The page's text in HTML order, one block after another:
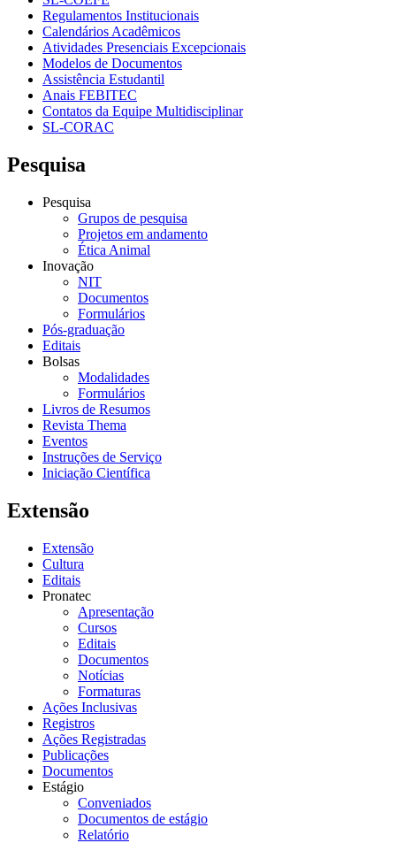
Regulamentos Institucionais
Calendários Acadêmicos
Atividades Presenciais Excepcionais
Modelos de Documentos
Assistência Estudantil
Anais FEBITEC
Contatos da Equipe Multidisciplinar
SL-CORAC
Pesquisa
Pesquisa
Grupos de pesquisa
Projetos em andamento
Ética Animal
Inovação
NIT
Documentos
Formulários
Pós-graduação
Editais
Bolsas
Modalidades
Formulários
Livros de Resumos
Revista Thema
Eventos
Instruções de Serviço
Iniciação Científica
Extensão
Extensão
Cultura
Editais
Pronatec
Apresentação
Cursos
Editais
Documentos
Notícias
Formaturas
Ações Inclusivas
Registros
Ações Registradas
Publicações
Documentos
Estágio
Conveniados
Documentos de estágio
Relatório